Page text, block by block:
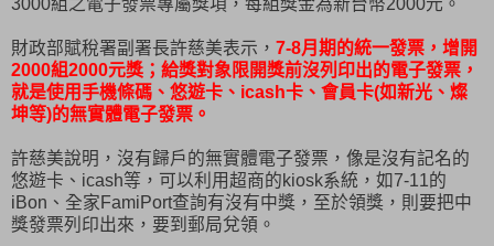
財政部賦稅署副署長許慈美表示， 7-8月期的統一發票，增開
2000組2000元獎；給獎對象限開獎前沒列印出的電子發票，
就是使用手機條碼、悠遊卡、icash卡、會員卡(如新光、燦
坤等)的無實體電子發票。
許慈美說明，沒有歸戶的無實體電子發票，像是沒有記名的
悠遊卡、icash等，可以利用超商的kiosk系統，如7-11的
iBon、全家FamiPort查詢有沒有中獎，至於領獎，則要把中
獎發票列印出來，要到郵局兌領。